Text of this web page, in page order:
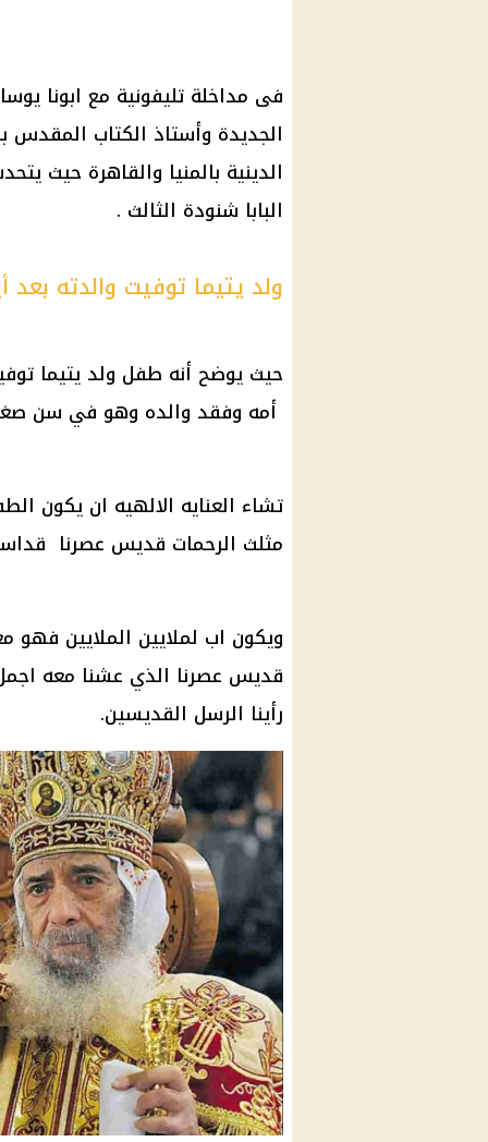
فى مداخلة تليفونية مع ابونا
الجديدة وأستاذ الكتاب المقدس
الدينية بالمنيا والقاهرة حيث
البابا شنودة الثالث .
ولد يتيما توفيت والدته بعد
حيث يوضح أنه طفل ولد يتيما
أمه وفقد والده وهو في سن صغير ايضا١٢ سنه وتكفل بتربيته
تشاء العنايه الالهيه ان يكون
مثلث الرحمات قديس عصرنا قداسة
ويكون اب لملايين الملايين
قديس عصرنا الذي عشنا معه اجمل
رأينا الرسل القديسين.